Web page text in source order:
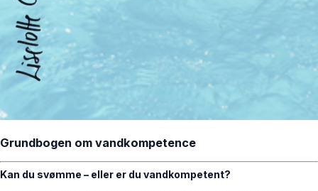
Grundbogen om vandkompetence
Kan du svømme – eller er du vandkompetent?